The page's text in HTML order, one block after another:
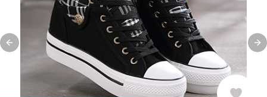
Previous slide